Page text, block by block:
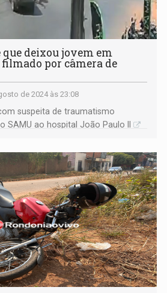
que deixou jovem em
por câmera de
de 2024 às 23:08
suspeita de traumatismo
SAMU ao hospital João Paulo II